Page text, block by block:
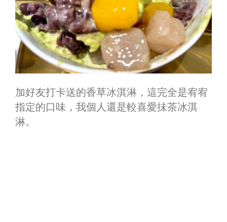
加好友打卡送的香草冰淇淋，這完全是宥宥
指定的口味，我個人還是較喜愛抺茶冰淇
淋。